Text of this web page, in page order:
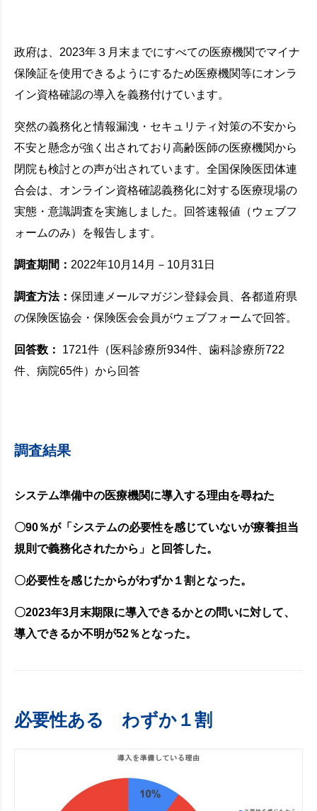
政府は、2023年３月末までにすべての医療機関でマイナ
保険証を使用できるようにするため医療機関等にオンラ
イン資格確認の導入を義務付けています。
突然の義務化と情報漏洩・セキュリティ対策の不安から
不安と懸念が強く出されており高齢医師の医療機関から
閉院も検討との声が出されています。全国保険医団体連
合会は、オンライン資格確認義務化に対する医療現場の
実態・意識調査を実施しました。回答速報値（ウェブフ
ォームのみ）を報告します。
調査期間： 2022年10月14月－10月31日
調査方法： 保団連メールマガジン登録会員、各都道府県
の保険医協会・保険医会会員がウェブフォームで回答。
回答数：
1721件（医科診療所934件、歯科診療所722
件、病院65件）から回答
調査結果
システム準備中の医療機関に導入する理由を尋ねた
〇90％が「システムの必要性を感じていないが療養担当
規則で義務化されたから」と回答した。
〇必要性を感じたからがわずか１割となった。
〇2023年3月末期限に導入できるかとの問いに対して、
導入できるか不明が52％となった。
必要性ある わずか１割